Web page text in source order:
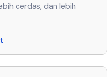
cerdas, dan lebih